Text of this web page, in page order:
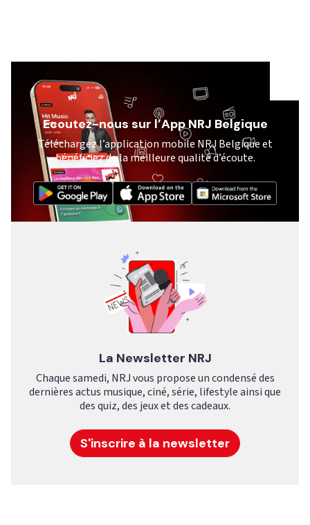
Ecoutez-nous sur l’App NRJ Belgique
Téléchargez l’application mobile NRJ Belgique et
bénéficiez de la meilleure qualité d’écoute.
La Newsletter NRJ
Chaque samedi, NRJ vous propose un condensé des
dernières actus musique, ciné, série, lifestyle ainsi que
des quiz, des jeux et des cadeaux.
S'inscrire à la newsletter